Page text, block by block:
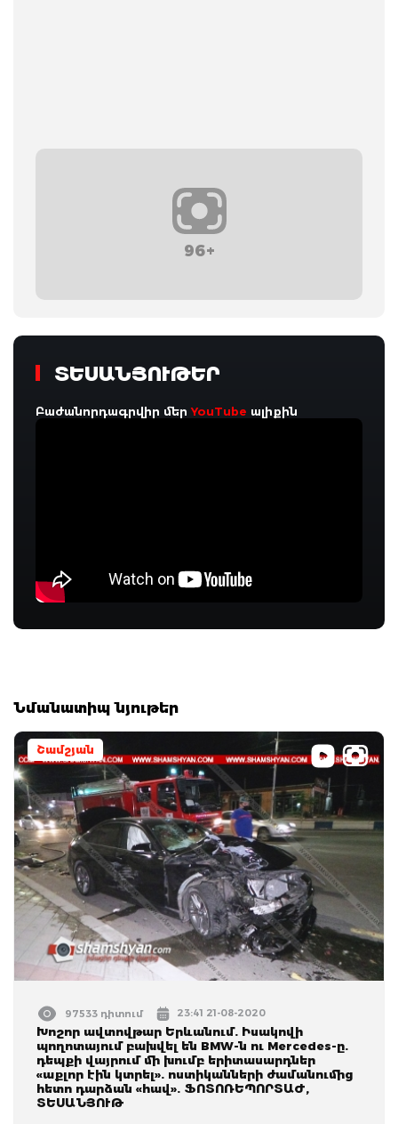
96+
ՏԵՍԱՆՅՈՒԹԵՐ
Բաժանորդագրվիր մերYouTube ալիքին
Նմանատիպ նյութեր
Շամշյան
97533 դիտում 23:41 21-08-2020
Խոշոր ավտովթար Երևանում. Իսակովի
պողոտայում բախվել են BMW-ն ու Mercedes-ը.
դեպքի վայրում մի խումբ երիտասարդներ
«աքլոր էին կտրել». ոստիկանների ժամանումից
հետո դարձան «հավ». ՖՈՏՈՌԵՊՈՐՏԱԺ,
ՏԵՍԱՆՅՈՒԹ